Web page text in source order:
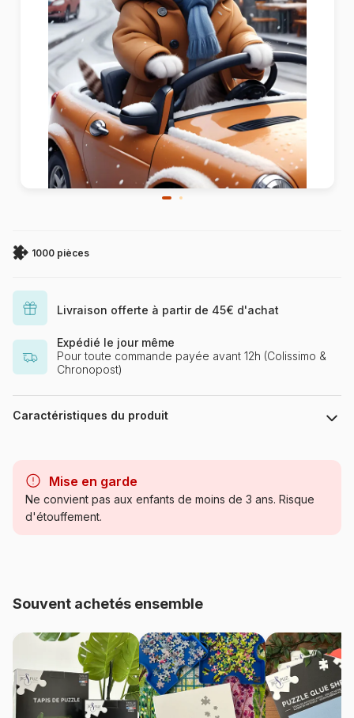
1000 pièces
Livraison offerte à partir de 45€ d'achat
Expédié le jour même
Pour toute commande payée avant 12h (Colissimo &
Chronopost)
Caractéristiques du produit
Catégorie Puzzles - Chats
Référence Yazz-3853
EAN 8699375061772
Nombre de pièces 1000 pièces
Mise en garde
Ne convient pas aux enfants de moins de 3 ans. Risque
d'étouffement.
Souvent achetés ensemble